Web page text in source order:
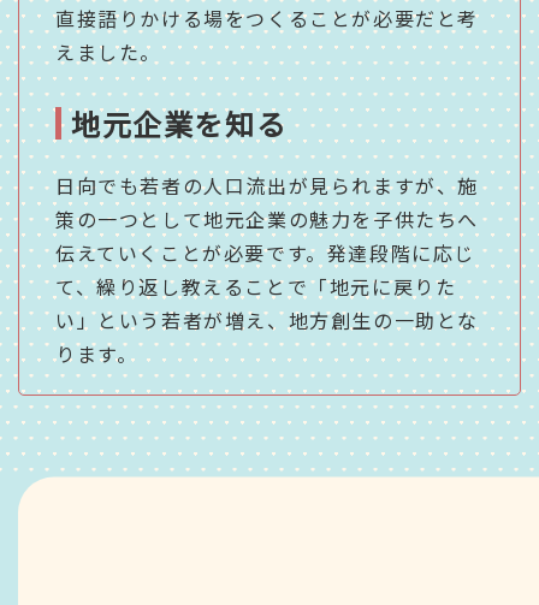
直接語りかける場をつくることが必要だと考
えました。
地元企業を知る
日向でも若者の人口流出が見られますが、施
策の一つとして地元企業の魅力を子供たちへ
伝えていくことが必要です。発達段階に応じ
て、繰り返し教えることで「地元に戻りた
い」という若者が増え、地方創生の一助とな
ります。